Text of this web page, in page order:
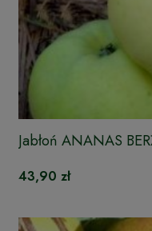
Jabłoń ANANAS
43,90 zł